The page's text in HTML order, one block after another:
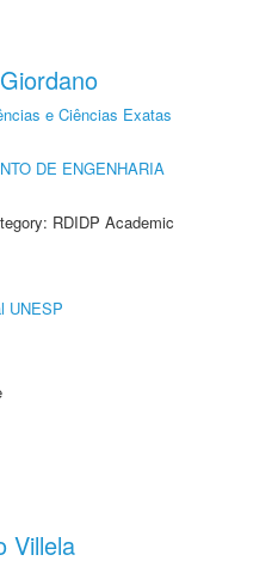
e Ciências Exatas
DE ENGENHARIA
RDIDP Academic
UNESP
Villela